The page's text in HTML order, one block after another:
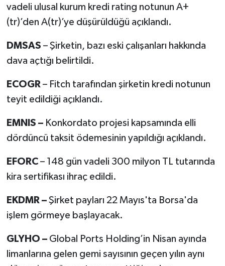
vadeli ulusal kurum kredi rating notunun A+
(tr)’den A(tr)’ye düşürüldüğü açıklandı.
DMSAS – Şirketin, bazı eski çalışanları hakkında
dava açtığı belirtildi.
ECOGR – Fitch tarafından şirketin kredi notunun
teyit edildiği açıklandı.
EMNIS – Konkordato projesi kapsamında elli
dördüncü taksit ödemesinin yapıldığı açıklandı.
EFORC – 148 gün vadeli 300 milyon TL tutarında
kira sertifikası ihraç edildi.
EKDMR – Şirket payları 22 Mayıs'ta Borsa'da
işlem görmeye başlayacak.
GLYHO – Global Ports Holding’in Nisan ayında
limanlarına gelen gemi sayısının geçen yılın aynı